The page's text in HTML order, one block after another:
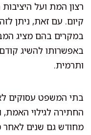
רצון המת ועל
קיום. עם זאת, ניתן
במקרים בהם מציג
באפשרותו להשיג
ותרמית.
בתי המשפט עסוקים
החתירה לגילוי
מחודש גם שנים לאחר